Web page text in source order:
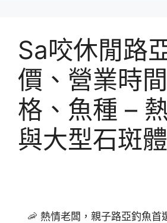
Sa咬休閒路
價、營業時
格、魚種 –
與大型石斑
🦐 熱情老闆，親子路亞釣魚首